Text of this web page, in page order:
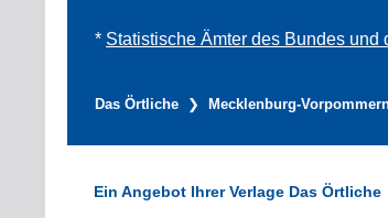
* Statistische Ämter des Bundes und
Das Örtliche Mecklenburg-
Ein Angebot Ihrer Verlage Das Örtliche